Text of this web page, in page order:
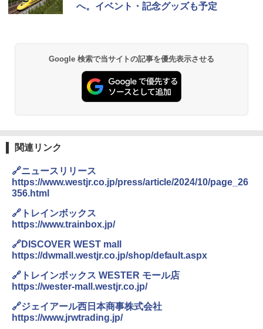
へ。イベント・記念グッズも予定
Google 検索で当サイトの記事を優先表示させる
関連リンク
🔗ニュースリリース
https://www.westjr.co.jp/press/article/2024/10/page_26
356.html
🔗トレインボックス
https://www.trainbox.jp/
🔗DISCOVER WEST mall
https://dwmall.westjr.co.jp/shop/default.aspx
🔗トレインボックス WESTER モール店
https://wester-mall.westjr.co.jp/
🔗ジェイアール西日本商事株式会社
https://www.jrwtrading.jp/